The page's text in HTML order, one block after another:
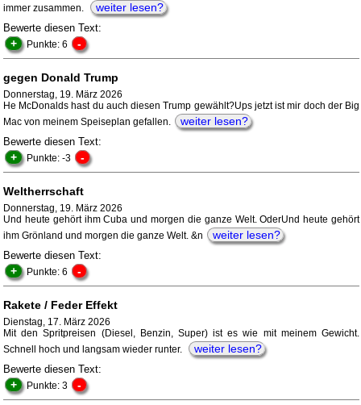
immer zusammen.
weiter lesen?
Bewerte diesen Text:
+ Punkte: 6 -
gegen Donald Trump
Donnerstag, 19. März 2026
He McDonalds hast du auch diesen Trump gewählt?Ups jetzt ist mir doch der Big
Mac von meinem Speiseplan gefallen.
weiter lesen?
Bewerte diesen Text:
+ Punkte: -3 -
Weltherrschaft
Donnerstag, 19. März 2026
Und heute gehört ihm Cuba und morgen die ganze Welt. OderUnd heute gehört
ihm Grönland und morgen die ganze Welt. &n
weiter lesen?
Bewerte diesen Text:
+ Punkte: 6 -
Rakete / Feder Effekt
Dienstag, 17. März 2026
Mit den Spritpreisen (Diesel, Benzin, Super) ist es wie mit meinem Gewicht.
Schnell hoch und langsam wieder runter.
weiter lesen?
Bewerte diesen Text:
+ Punkte: 3 -